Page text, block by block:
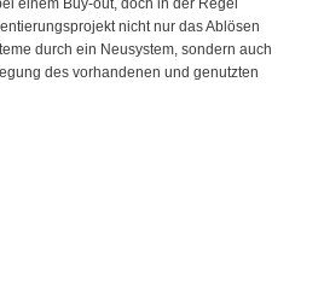
einem Buy-out, doch in der Regel
nicht nur das Ablösen
durch ein Neusystem, sondern auch
des vorhandenen und genutzten